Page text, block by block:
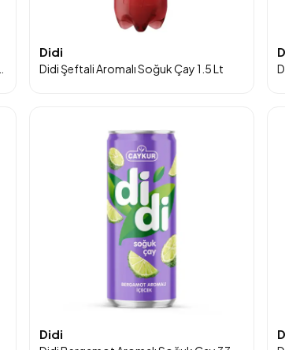
Didi
Didi Şeftali Aromalı Soğuk Çay 1.5 Lt
Didi